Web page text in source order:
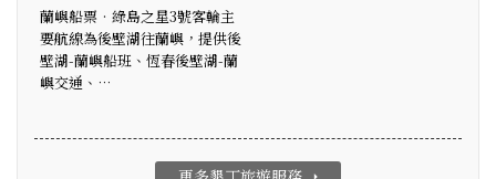
蘭嶼船票‧綠島之星3號客輪主
要航線為後壁湖往蘭嶼，提供後
壁湖-蘭嶼船班、恆春後壁湖-蘭
嶼交通、…